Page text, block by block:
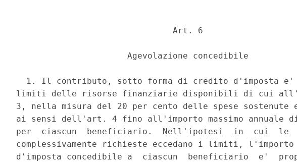
                               Art. 6
                      Agevolazione concedibile
1. Il contributo, sotto forma di credito d'imposta e'
limiti delle risorse finanziarie disponibili di cui
3, nella misura del 20 per cento delle spese sostenute e
ai sensi dell'art. 4 fino all'importo massimo annuale
per  ciascun  beneficiario.  Nell'ipotesi  in  cui  le
complessivamente richieste eccedano i limiti,
d'imposta concedibile a  ciascun  beneficiario  e'